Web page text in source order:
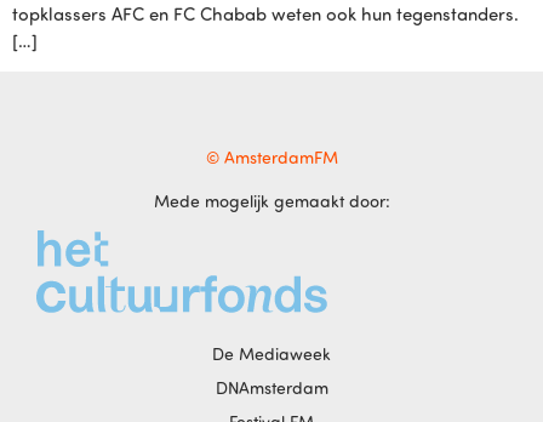
topklassers AFC en FC Chabab weten ook hun tegenstanders.
[…]
© AmsterdamFM
Mede mogelijk gemaakt door:
De Mediaweek
DNAmsterdam